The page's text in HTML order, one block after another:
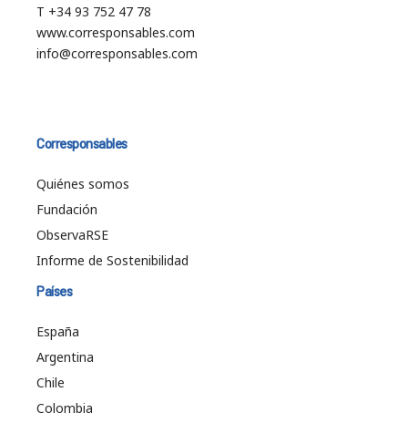
T +34 93 752 47 78
www.corresponsables.com
info@corresponsables.com
Corresponsables
Quiénes somos
Fundación
ObservaRSE
Informe de Sostenibilidad
Países
España
Argentina
Chile
Colombia